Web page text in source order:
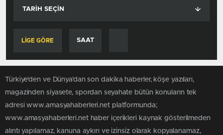
TARIH SEÇIN
LİGE GÖRE SAAT
Türkiye'den ve Dünya’dan son dakika haberler, köşe yazıları,
magazinden siyasete, spordan seyahate bütün konuların tek
adresi www.amasyahaberleri.net platformunda;
www.amasyahaberleri.net haber içerikleri kaynak gösterilmeden
alıntı yapılamaz, kanuna aykırı ve izinsiz olarak kopyalanamaz,